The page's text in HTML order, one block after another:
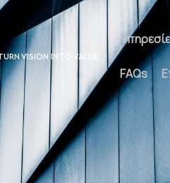
POTENTIAL
Υπηρεσίες
Επικοινωνία